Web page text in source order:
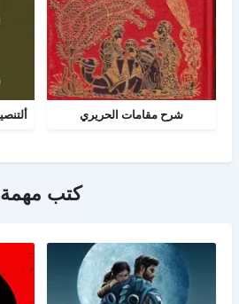
شرح مقامات الحريري
كتب مهمة